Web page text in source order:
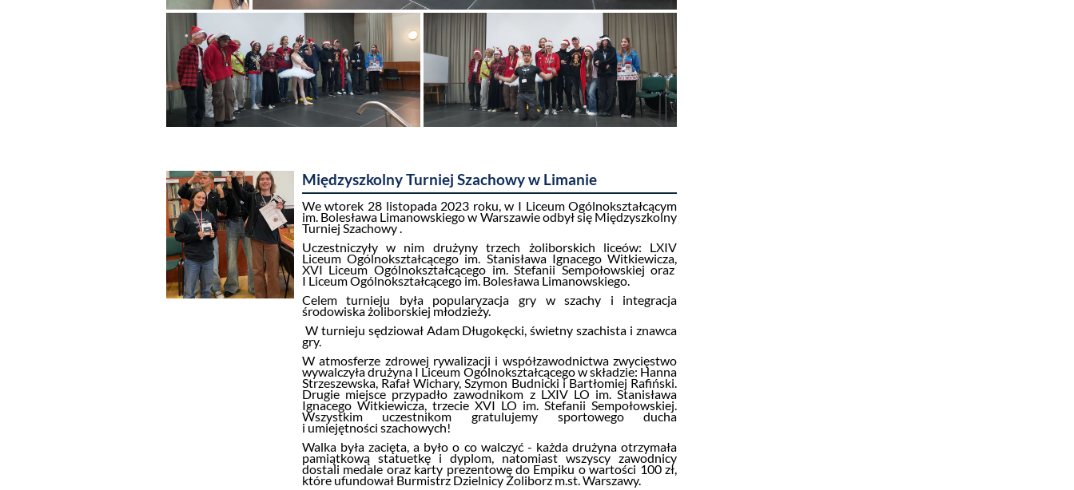
Międzyszkolny Turniej Szachowy w Limanie
We wtorek 28 listopada 2023 roku, w I Liceum Ogólnokształcącym
im. Bolesława Limanowskiego w Warszawie odbył się Międzyszkolny
Turniej Szachowy .
Uczestniczyły w nim drużyny trzech żoliborskich liceów: LXIV
Liceum Ogólnokształcącego im. Stanisława Ignacego Witkiewicza,
XVI Liceum Ogólnokształcącego im. Stefanii Sempołowskiej oraz
I Liceum Ogólnokształcącego im. Bolesława Limanowskiego.
Celem turnieju była popularyzacja gry w szachy i integracja
środowiska żoliborskiej młodzieży.
W turnieju sędziował Adam Długokęcki, świetny szachista i znawca
gry.
W atmosferze zdrowej rywalizacji i współzawodnictwa zwycięstwo
wywalczyła drużyna I Liceum Ogólnokształcącego w składzie: Hanna
Strzeszewska, Rafał Wichary, Szymon Budnicki i Bartłomiej Rafiński.
Drugie miejsce przypadło zawodnikom z LXIV LO im. Stanisława
Ignacego Witkiewicza, trzecie XVI LO im. Stefanii Sempołowskiej.
Wszystkim uczestnikom gratulujemy sportowego ducha
i umiejętności szachowych!
Walka była zacięta, a było o co walczyć - każda drużyna otrzymała
pamiątkową statuetkę i dyplom, natomiast wszyscy zawodnicy
dostali medale oraz karty prezentowe do Empiku o wartości 100 zł,
które ufundował Burmistrz Dzielnicy Żoliborz m.st. Warszawy.